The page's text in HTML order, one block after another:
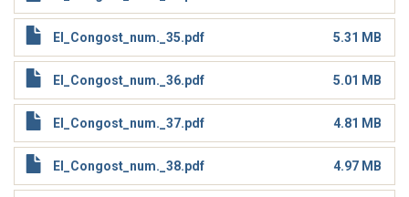
El_Congost_num._35.pdf 5.31 MB
El_Congost_num._36.pdf 5.01 MB
El_Congost_num._37.pdf 4.81 MB
El_Congost_num._38.pdf 4.97 MB